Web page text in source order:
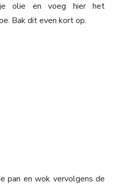
olie en voeg hier het
Bak dit even kort op.
pan en wok vervolgens de